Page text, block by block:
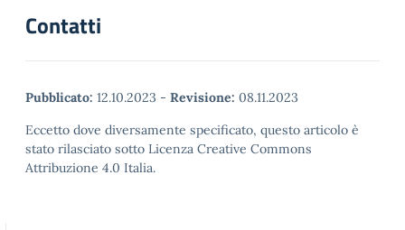
Contatti
Pubblicato: 12.10.2023 - Revisione: 08.11.2023
Eccetto dove diversamente specificato, questo articolo è
stato rilasciato sotto Licenza Creative Commons
Attribuzione 4.0 Italia.